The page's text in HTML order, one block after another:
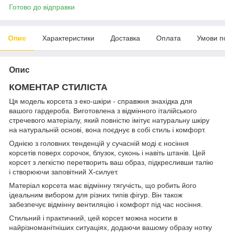
Готово до відправки
Опис Характеристики Доставка Оплата Умови
Опис
КОМЕНТАР СТИЛІСТА
Ця модель корсета з еко-шкіри - справжня знахідка для
вашого гардероба. Виготовлена з відмінного італійського
стречевого матеріалу, який повністю імітує натуральну шкіру
на натуральній основі, вона поєднує в собі стиль і комфорт.
Однією з головних тенденцій у сучасній моді є носіння
корсетів поверх сорочок, блузок, суконь і навіть штанів. Цей
корсет з легкістю перетворить ваш образ, підкресливши талію
і створюючи заповітний X-силует.
Матеріал корсета має відмінну тягучість, що робить його
ідеальним вибором для різних типів фігур. Він також
забезпечує відмінну вентиляцію і комфорт під час носіння.
Стильний і практичний, цей корсет можна носити в
найрізноманітніших ситуаціях, додаючи вашому образу нотку